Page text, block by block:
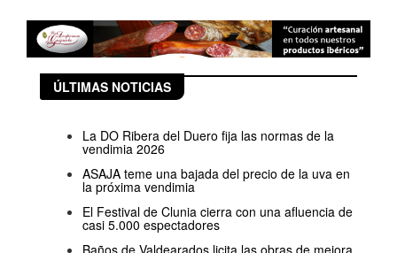
ÚLTIMAS NOTICIAS
La DO Ribera del Duero fija las normas de la
vendimia 2026
ASAJA teme una bajada del precio de la uva en
la próxima vendimia
El Festival de Clunia cierra con una afluencia de
casi 5.000 espectadores